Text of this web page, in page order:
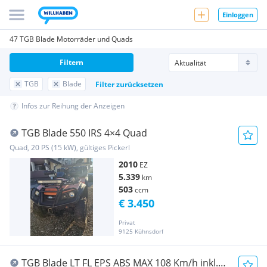
Einloggen
47 TGB Blade Motorräder und Quads
TGB Blade Filter zurücksetzen
Filtern
Infos zur Reihung der Anzeigen
TGB Blade 550 IRS 4×4 Quad
Quad, 20 PS (15 kW), gültiges Pickerl
2010 EZ
5.339 km
503ccm
Privat
9125 Kühnsdorf
€ 3.450
TGB Blade LT FL EPS ABS MAX 108 Km/h inkl.